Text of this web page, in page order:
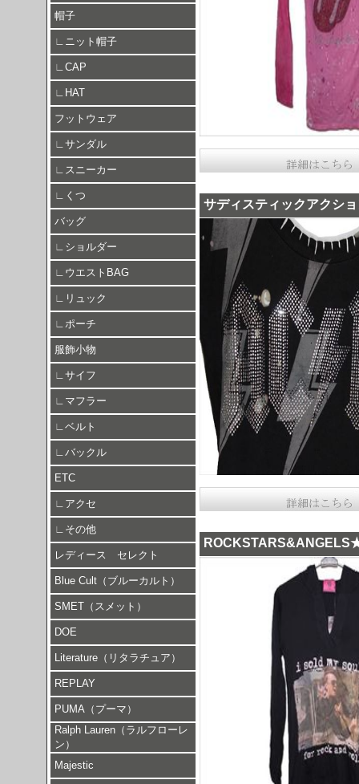
帽子
∟ ニット帽子
∟CAP
∟ HAT
フットウェア
∟サンダル
∟ スニーカー
∟ くつ
バッグ
∟ ショルダー
∟ ウエストBAG
∟ リュック
∟ポーチ
服飾小物
∟サイフ
∟ マフラー
∟ベルト
∟バックル
ETC
∟ アクセ
∟ その他
レディース セレクト
Blue Cult（ブルーカルト）
SMET（スメット）
DOE
Literature（リタラチュア）
REPLAY
PUMA（プーマ）
Ralph Lauren（ラルフローレ
ン）
Majestic
サディスティックアクシ